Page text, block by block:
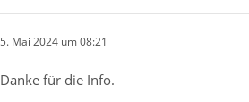
5. Mai 2024 um 08:21
Danke für die Info.